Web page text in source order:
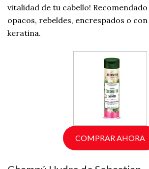
vitalidad de tu cabello!
opacos, rebeldes, encrespados o
keratina.
COMPRAR AHORA